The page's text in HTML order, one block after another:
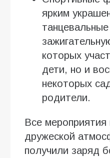
ярким
которых
дети, но и
некоторых
родители.
Все
дружеской
получили заряд